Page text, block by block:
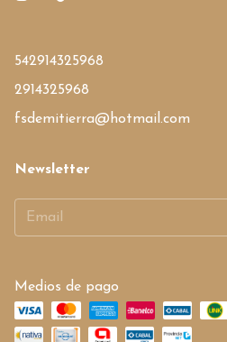
542914325968
2914325968
fsdemitierra@hotmail.com
Newsletter
Medios de pago